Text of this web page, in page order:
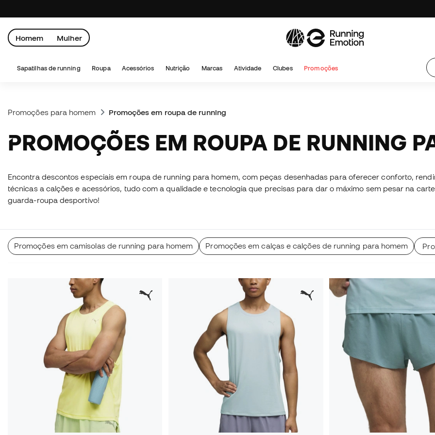
Homem Mulher
Sapatilhas de running Roupa Acessórios Nutrição Marcas Atividade Clubes Promoções
Promoções para homem Promoções em roupa de running
PROMOÇÕES EM ROUPA DE RUNNING
Encontra descontos especiais em roupa de running para homem, com peças desenhadas para oferecer conforto,
técnicas a calções e acessórios, tudo com a qualidade e tecnologia que precisas para dar o máximo sem pesar na
guarda-roupa desportivo!
Promoções em camisolas de running para homem Promoções em calças e calções de running para homem